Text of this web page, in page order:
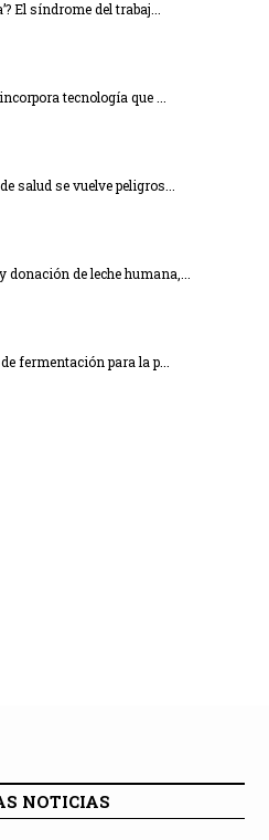
El síndrome del trabaj...
tecnología que ...
salud se vuelve peligros...
de leche humana,...
fermentación para la p...
NOTICIAS